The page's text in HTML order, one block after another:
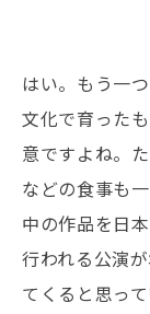
はい。もう一
文化で育った
意ですよね。
などの食事も
中の作品を日
行われる公演
てくると思っ